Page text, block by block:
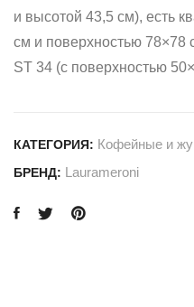
и высотой 43,5 см), есть
см и поверхностью 78×78
ST 34 (с поверхностью
КАТЕГОРИЯ: Кофейные и
БРЕНД: Laurameroni